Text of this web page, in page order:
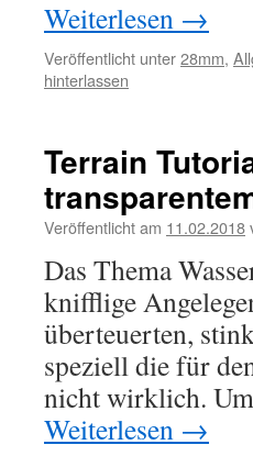
Weiterlesen →
Veröffentlicht unter28mm,
hinterlassen
Terrain
Veröffentlicht am 11.02.2018
Das Thema
knifflige
überteuerten,
speziell die für
nicht wirklich.
Weiterlesen →